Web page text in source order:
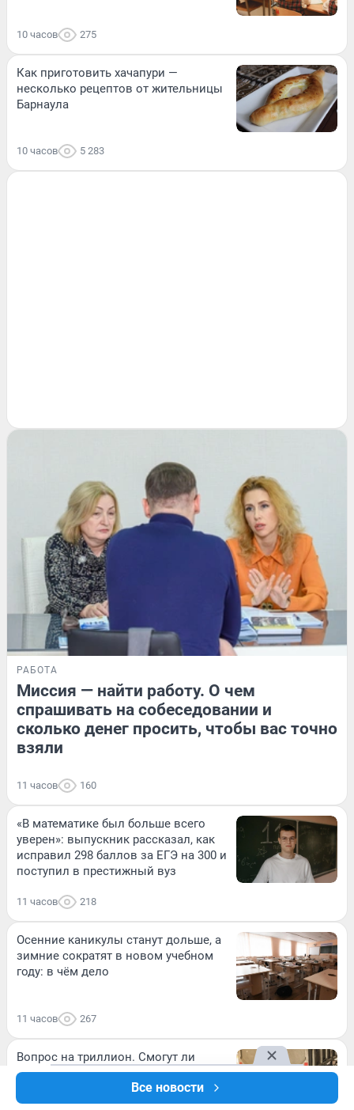
Все новости
10 часов 275
Как приготовить хачапури —
несколько рецептов от жительницы
Барнаула
10 часов 5 283
РАБОТА
Миссия — найти работу. О чем
спрашивать на собеседовании и
сколько денег просить, чтобы вас точно
взяли
11 часов 160
«В математике был больше всего
уверен»: выпускник рассказал, как
исправил 298 баллов за ЕГЭ на 300 и
поступил в престижный вуз
11 часов 218
Осенние каникулы станут дольше, а
зимние сократят в новом учебном
году: в чём дело
11 часов 267
Вопрос на триллион. Смогут ли
зерновые терминалы Балтики
заменить заблокированные южные
порты: мнение эксперта